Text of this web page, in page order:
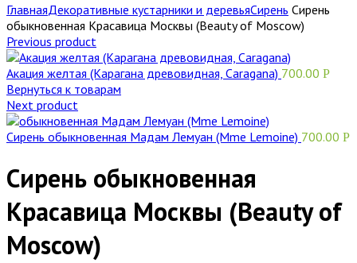
ГлавнаяДекоративные кустарники и деревьяСирень Сирень
обыкновенная Красавица Москвы (Beauty of Moscow)
Previous product
Акация желтая (Карагана древовидная, Caragana) 700.00 Р
Вернуться к товарам
Next product
Сирень обыкновенная Мадам Лемуан (Mme Lemoine) 700.00 Р
Сирень обыкновенная
Красавица Москвы (Beauty of
Moscow)